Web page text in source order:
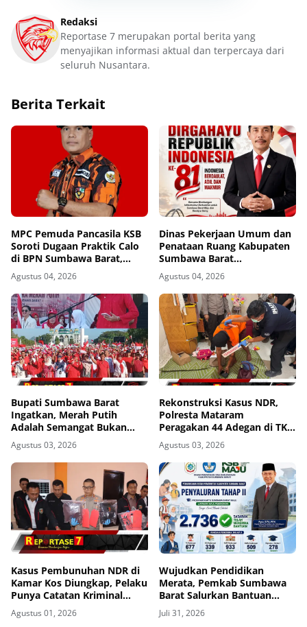
Redaksi
Reportase 7 merupakan portal berita yang
menyajikan informasi aktual dan terpercaya dari
seluruh Nusantara.
Berita Terkait
MPC Pemuda Pancasila KSB
Soroti Dugaan Praktik Calo
di BPN Sumbawa Barat,
Desak Evaluasi Total dan
Turun Tangan Aparat
Penegak Hukum
Agustus 04, 2026
Dinas Pekerjaan Umum dan
Penataan Ruang Kabupaten
Sumbawa Barat
Mengucapkan Dirgahayu
Republik Indonesia ke-81
Agustus 04, 2026
Bupati Sumbawa Barat
Ingatkan, Merah Putih
Adalah Semangat Bukan
Sekadar Dekorasi
Agustus 03, 2026
Rekonstruksi Kasus NDR,
Polresta Mataram
Peragakan 44 Adegan di TKP
Kos Gomong
Agustus 03, 2026
Kasus Pembunuhan NDR di
Kamar Kos Diungkap, Pelaku
Punya Catatan Kriminal
Kekerasan
Agustus 01, 2026
Wujudkan Pendidikan
Merata, Pemkab Sumbawa
Barat Salurkan Bantuan
Biaya Awal Masuk Sekolah
Tahap II ke 2.736 Siswa
Juli 31, 2026